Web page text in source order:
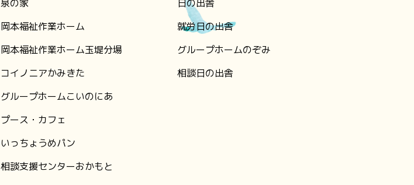
泉の家
岡本福祉作業ホーム
岡本福祉作業ホーム玉堤分場
コイノニアかみきた
グループホームこいのにあ
プース・カフェ
いっちょうめパン
相談支援センターおかもと
日の出舎
就労日の出舎
グループホームのぞみ
相談日の出舎